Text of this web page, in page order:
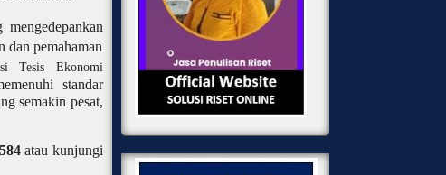
dan pemahaman
Tesis Ekonomi
standar
semakin pesat,
atau kunjungi